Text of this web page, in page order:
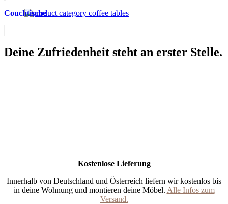
Couchtische
Deine Zufriedenheit steht an erster Stelle.
Kostenlose Lieferung
Innerhalb von Deutschland und Österreich liefern wir kostenlos bis
in deine Wohnung und montieren deine Möbel. Alle Infos zum
Versand.